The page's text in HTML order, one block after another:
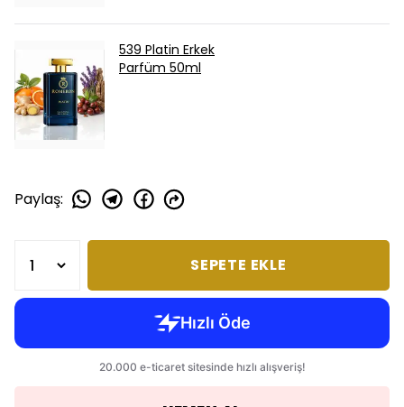
539 Platin Erkek
Parfüm 50ml
Paylaş:
SEPETE EKLE